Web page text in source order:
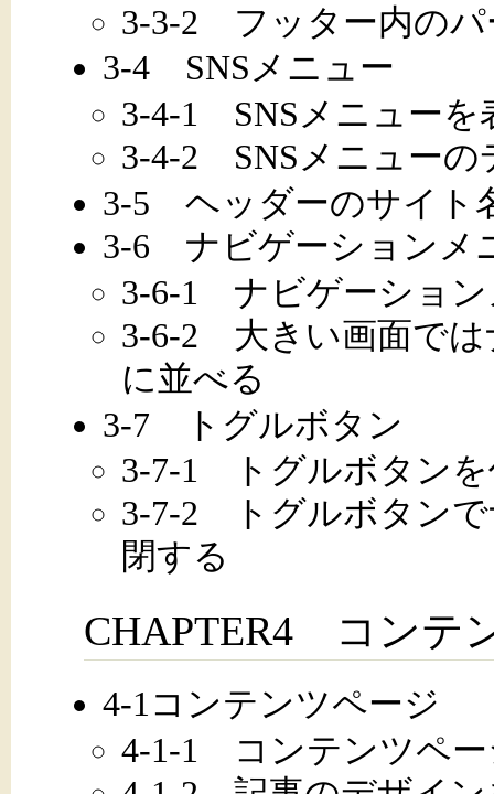
3-3-2 フッター内のパ
3-4 SNSメニュー
3-4-1 SNSメニューを
3-4-2 SNSメニューの
3-5 ヘッダーのサイト
3-6 ナビゲーションメ
3-6-1 ナビゲーション
3-6-2 大きい画面では
に並べる
3-7 トグルボタン
3-7-1 トグルボタンを
3-7-2 トグルボタンで
閉する
CHAPTER4 コンテ
4-1コンテンツページ
4-1-1 コンテンツペー